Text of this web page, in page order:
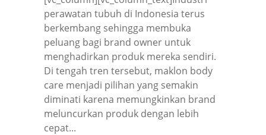
perawatan tubuh di Indonesia terus
berkembang sehingga membuka
peluang bagi brand owner untuk
menghadirkan produk mereka sendiri.
Di tengah tren tersebut, maklon body
care menjadi pilihan yang semakin
diminati karena memungkinkan brand
meluncurkan produk dengan lebih
cepat...